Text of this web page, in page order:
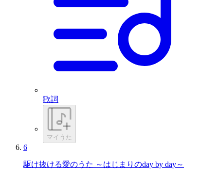
歌詞
マイうた
6
駆け抜ける愛のうた ～はじまりのday by day～